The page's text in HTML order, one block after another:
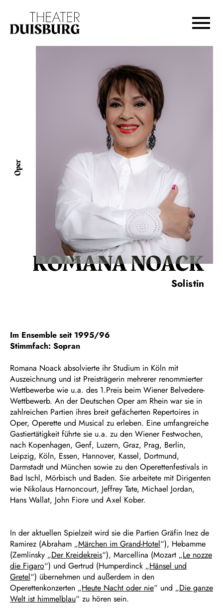
Zur Hauptnavigation springen
Zum Footer springen
Oper
ROMANA NOACK
Solistin
Im Ensemble seit 1995/96
Stimmfach: Sopran
Romana Noack absolvierte ihr Studium in Köln mit
Auszeichnung und ist Preisträgerin mehrerer renommierter
Wettbewerbe wie u.a. des 1.Preis beim Wiener Belvedere-
Wettbewerb. An der Deutschen Oper am Rhein war sie in
zahlreichen Partien ihres breit gefächerten Repertoires in
Oper, Operette und Musical zu erleben. Eine umfangreiche
Gastiertätigkeit führte sie u.a. zu den Wiener Festwochen,
nach Kopenhagen, Genf, Luzern, Graz, Prag, Berlin,
Leipzig, Köln, Essen, Hannover, Kassel, Dortmund,
Darmstadt und München sowie zu den Operettenfestivals in
Bad Ischl, Mörbisch und Baden. Sie arbeitete mit Dirigenten
wie Nikolaus Harnoncourt, Jeffrey Tate, Michael Jordan,
Hans Wallat, John Fiore und Axel Kober.
In der aktuellen Spielzeit wird sie die Partien Gräfin Inez de
Ramirez (Abraham „Märchen im Grand-Hotel“), Hebamme
(Zemlinsky „Der Kreidekreis“), Marcellina (Mozart „Le nozze
die Figaro“) und Gertrud (Humperdinck „Hänsel und
Gretel“) übernehmen und außerdem in den
Operettenkonzerten „Heute Nacht oder nie“ und „Die ganze
Welt ist himmelblau“ zu hören sein.